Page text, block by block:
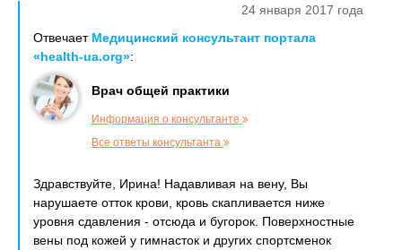
24 января 2017 года
Отвечает Медицинский консультант портала
«health-ua.org»:
Врач общей практики
Информация о консультанте
Все ответы консультанта
Здравствуйте, Ирина! Надавливая на вену, Вы
нарушаете отток крови, кровь скапливается ниже
уровня сдавления - отсюда и бугорок. Поверхностные
вены под кожей у гимнасток и других спортсменок